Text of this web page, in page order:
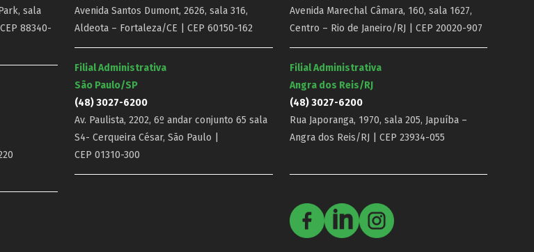
sala
88340-
Avenida Santos Dumont, 2626, sala 316,
Aldeota – Fortaleza/CE | CEP 60150-162
Filial Administrativa
São Paulo/SP
(48) 3027-6200
Av. Paulista, 2202, 6º andar conjunto 65 sala
S4- Cerqueira César, São Paulo |
CEP 01310-300
Avenida Marechal Câmara, 160, sala 1627,
Centro – Rio de Janeiro/RJ | CEP 20020-907
Filial Administrativa
Angra dos Reis/RJ
(48) 3027-6200
Rua Japoranga, 1970, sala 205, Japuíba –
Angra dos Reis/RJ | CEP 23934-055